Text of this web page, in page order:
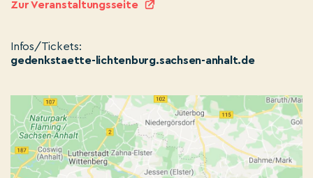
Zur Veranstaltungsseite
Infos/Tickets:
gedenkstaette-lichtenburg.sachsen-anhalt.de